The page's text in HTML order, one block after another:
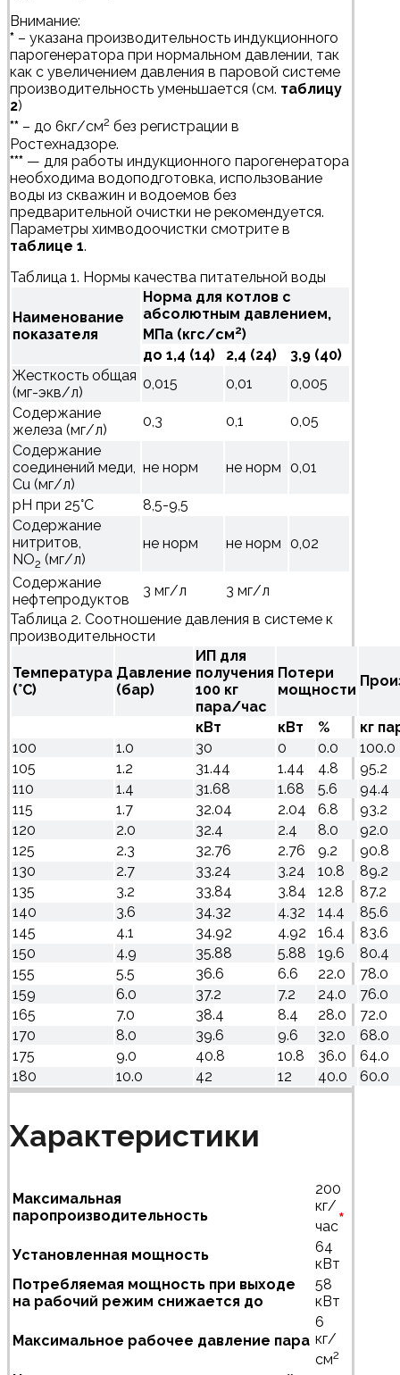
Внимание:
* – указана производительность индукционного
парогенератора при нормальном давлении, так
как с увеличением давления в паровой системе
производительность уменьшается (см. таблицу
2)
** – до 6кг/см2 без регистрации в
Ростехнадзоре.
*** — для работы индукционного парогенератора
необходима водоподготовка, использование
воды из скважин и водоемов без
предварительной очистки не рекомендуется.
Параметры химводоочистки смотрите в
таблице 1.
Таблица 1. Нормы качества питательной воды
Наименование
показателя
Норма для котлов с
абсолютным давлением,
МПа (кгс/см2)
до 1,4 (14)
2,4 (24)
3,9 (40)
Жесткость общая
(мг-экв/л)
0,015 0,01
0,005
Содержание
железа (мг/л)
0,3 0,1
0,05
Содержание
соединений меди,
Cu (мг/л)
не норм не норм 0,01
рН при 25°С
8,5-9,5
Содержание
нитритов,
NO2 (мг/л)
не норм не норм 0,02
Содержание
нефтепродуктов
3 мг/л
3 мг/л
Таблица 2. Соотношение давления в системе к
производительности
Температура
(°С)
Давление
(бар)
ИП для
получения
100 кг
пара/час
Потери
мощности
кВт кВт %
кг
100
1.0 30 0 0.0
100.0
105
1.2 31.44 1.44 4.8
95.2
110
1.4 31.68 1.68 5.6
94.4
115
1.7 32.04 2.04 6.8
93.2
120
2.0 32.4 2.4 8.0
92.0
125
2.3 32.76 2.76 9.2
90.8
130
2.7 33.24 3.24 10.8
89.2
135
3.2 33.84 3.84 12.8
87.2
140
3.6 34.32 4.32 14.4
85.6
145
4.1 34.92 4.92 16.4
83.6
150
4.9 35.88 5.88 19.6
80.4
155
5.5 36.6 6.6 22.0
78.0
159
6.0 37.2 7.2 24.0
76.0
165
7.0 38.4 8.4 28.0
72.0
170
8.0 39.6 9.6 32.0
68.0
175
9.0 40.8 10.8 36.0
64.0
180
10.0 42 12 40.0 60.0
Характеристики
Максимальная
паропроизводительность
200
кг/
час*
Установленная мощность
64
кВт
Потребляемая мощность при выходе
на рабочий режим снижается до
58
кВт
Максимальное рабочее давление пара
6
кг/
см2